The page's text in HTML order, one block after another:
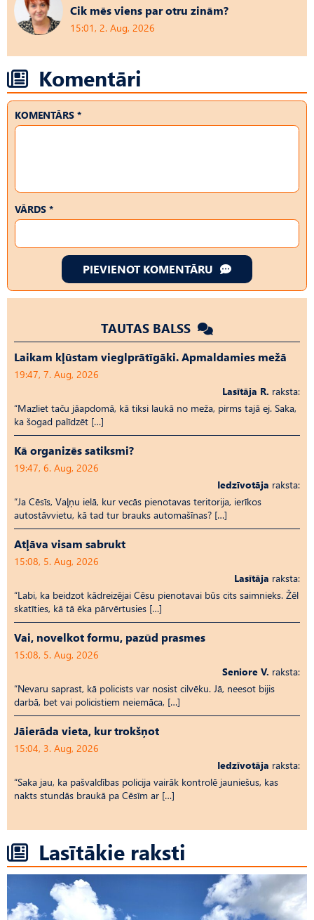
Cik mēs viens par otru zinām?
15:01, 2. Aug, 2026
Komentāri
KOMENTĀRS *
VĀRDS *
PIEVIENOT KOMENTĀRU
TAUTAS BALSS
Laikam kļūstam vieglprātīgāki. Apmaldamies mežā
19:47, 7. Aug, 2026
Lasītāja R. raksta:
“Mazliet taču jāapdomā, kā tiksi laukā no meža, pirms tajā ej. Saka,
ka šogad palīdzēt […]
Kā organizēs satiksmi?
19:47, 6. Aug, 2026
Iedzīvotāja raksta:
“Ja Cēsīs, Vaļņu ielā, kur vecās pienotavas teritorija, ierīkos
autostāvvietu, kā tad tur brauks automašīnas? […]
Atļāva visam sabrukt
15:08, 5. Aug, 2026
Lasītāja raksta:
“Labi, ka beidzot kādreizējai Cēsu pienotavai būs cits saimnieks. Žēl
skatīties, kā tā ēka pārvērtusies […]
Vai, novelkot formu, pazūd prasmes
15:08, 5. Aug, 2026
Seniore V. raksta:
“Nevaru saprast, kā policists var nosist cilvēku. Jā, neesot bijis
darbā, bet vai policistiem neiemāca, […]
Jāierāda vieta, kur trokšņot
15:04, 3. Aug, 2026
Iedzīvotāja raksta:
“Saka jau, ka pašvaldības policija vairāk kontrolē jauniešus, kas
nakts stundās braukā pa Cēsīm ar […]
Lasītākie raksti